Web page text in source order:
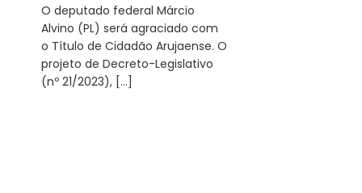
O deputado federal Márcio
Alvino (PL) será agraciado com
o Título de Cidadão Arujaense. O
projeto de Decreto-Legislativo
(nº 21/2023), […]